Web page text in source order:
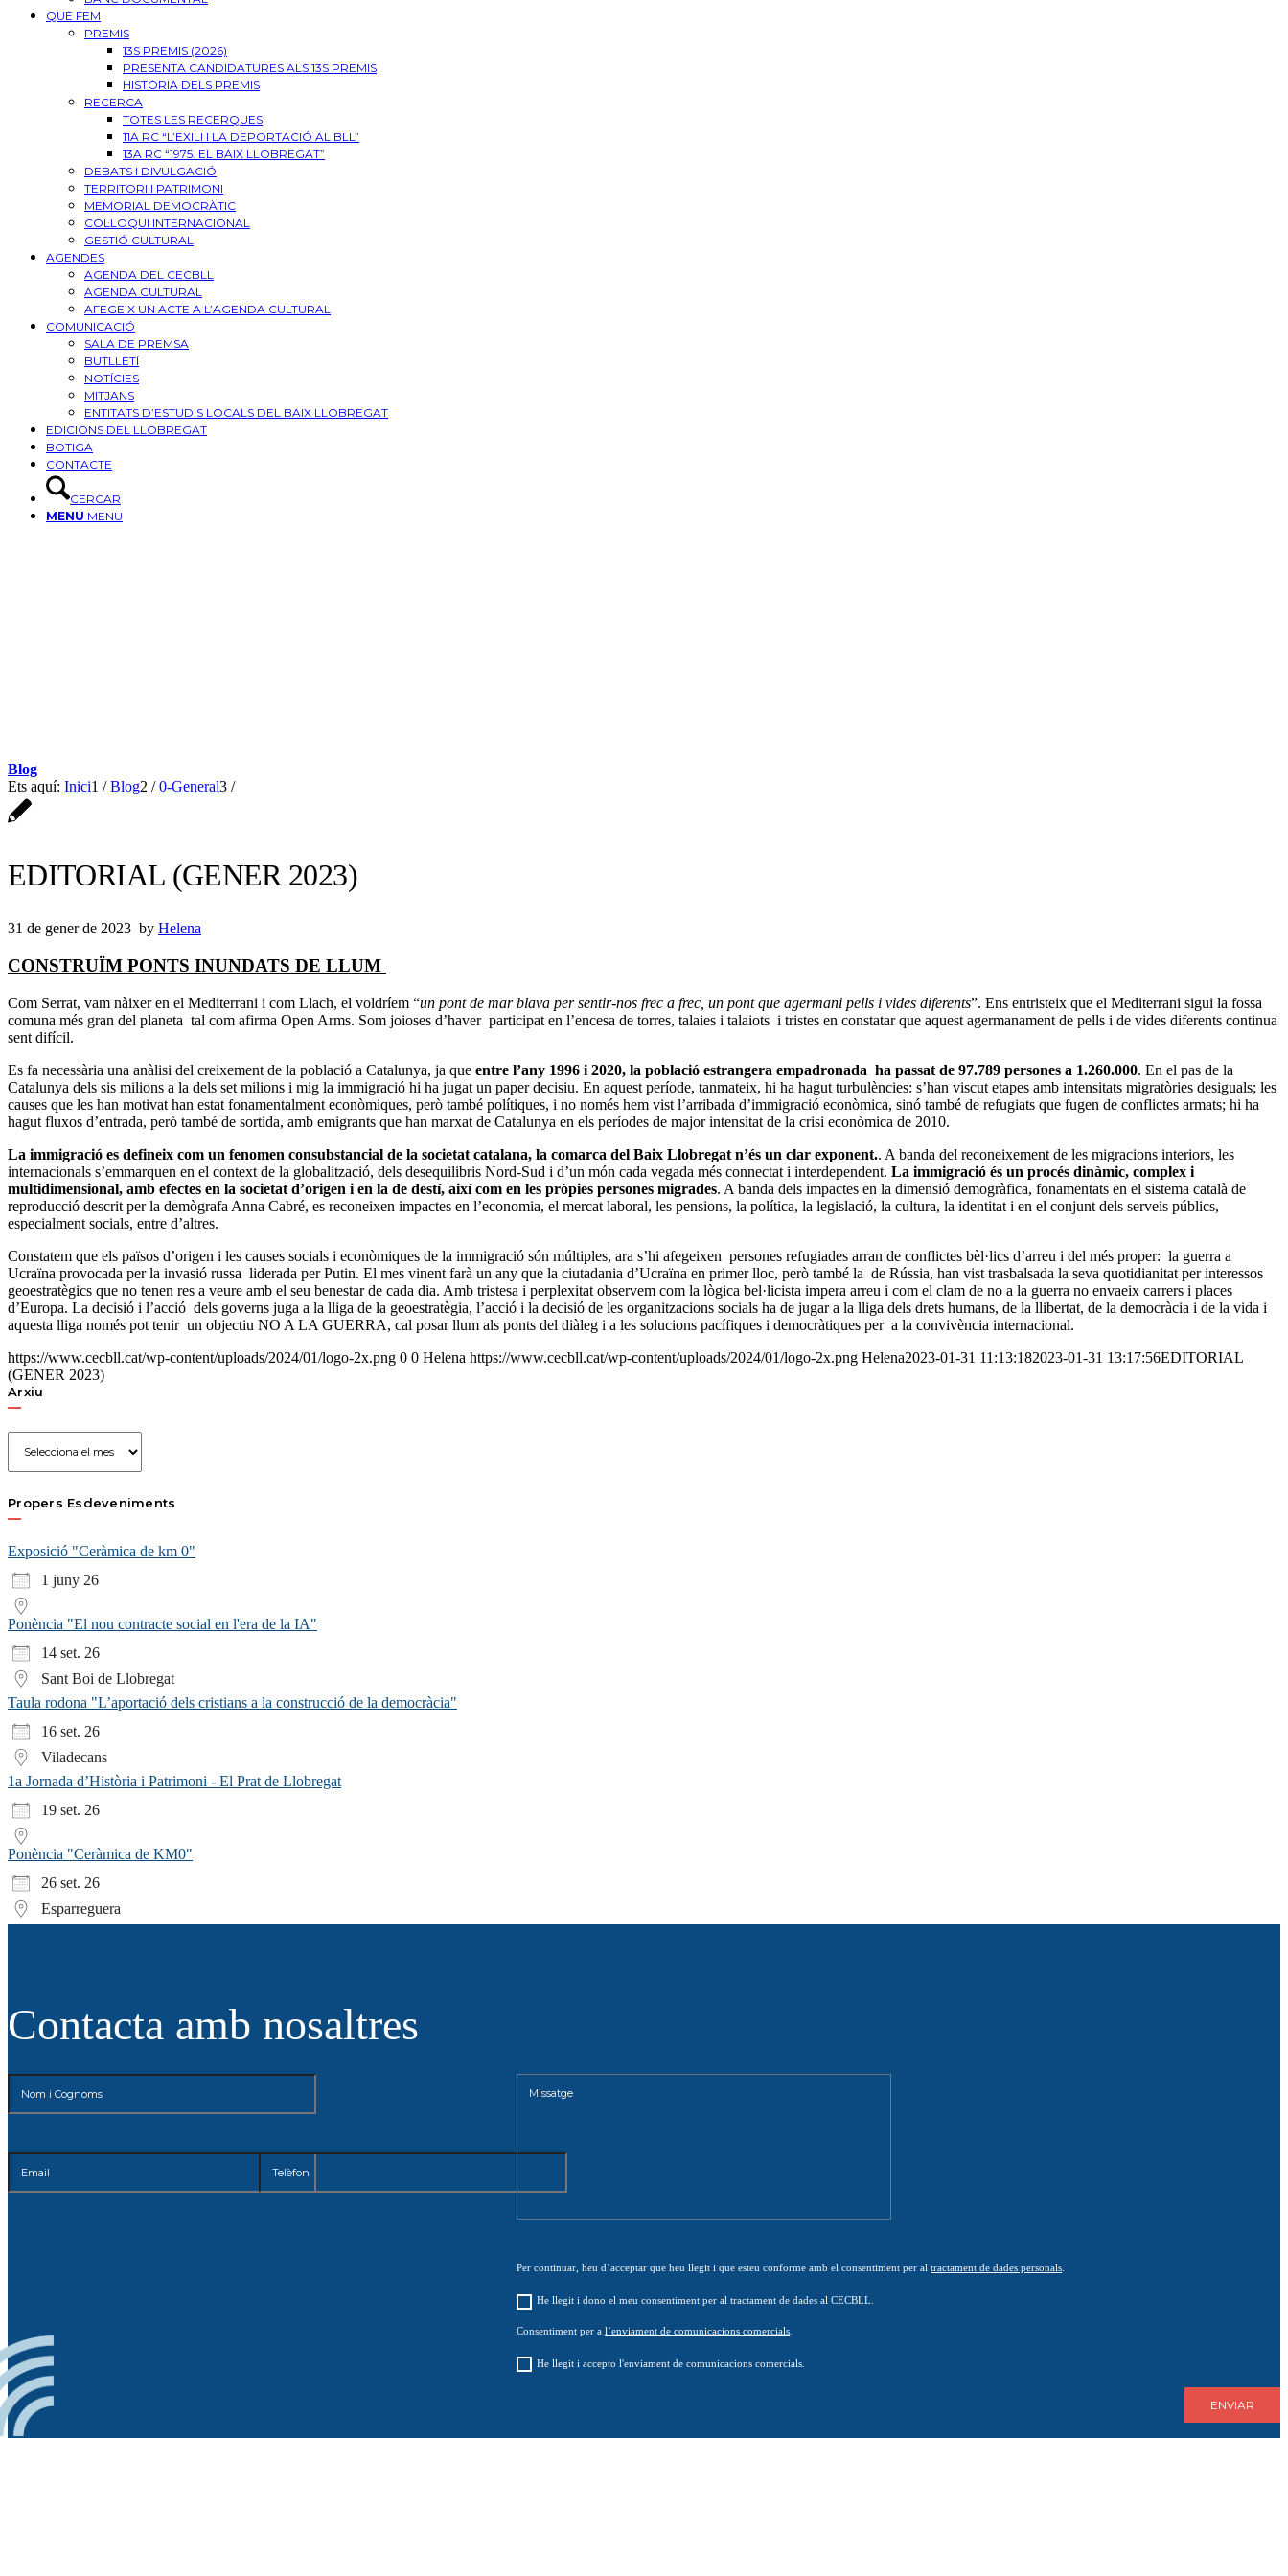
QUÈ FEM
PREMIS
13S PREMIS (2026)
PRESENTA CANDIDATURES ALS 13S PREMIS
HISTÒRIA DELS PREMIS
RECERCA
TOTES LES RECERQUES
11A RC “L’EXILI I LA DEPORTACIÓ AL BLL”
13A RC “1975. EL BAIX LLOBREGAT”
DEBATS I DIVULGACIÓ
TERRITORI I PATRIMONI
MEMORIAL DEMOCRÀTIC
COL·LOQUI INTERNACIONAL
GESTIÓ CULTURAL
AGENDES
AGENDA DEL CECBLL
AGENDA CULTURAL
AFEGEIX UN ACTE A L’AGENDA CULTURAL
COMUNICACIÓ
SALA DE PREMSA
BUTLLETÍ
NOTÍCIES
MITJANS
ENTITATS D’ESTUDIS LOCALS DEL BAIX LLOBREGAT
EDICIONS DEL LLOBREGAT
BOTIGA
CONTACTE
CERCAR
MENU MENU
Blog
Ets aquí: Inici1 / Blog2 / 0-General3 /
EDITORIAL (GENER 2023)
31 de gener de 2023 by Helena
CONSTRUÏM PONTS INUNDATS DE LLUM
Com Serrat, vam nàixer en el Mediterrani i com Llach, el voldríem “un pont de mar blava per sentir-nos frec a frec, un pont que agermani pells i vides diferents”. Ens entristeix que el Mediterrani sigui la fossa
comuna més gran del planeta tal com afirma Open Arms. Som joioses d’haver participat en l’encesa de torres, talaies i talaiots i tristes en constatar que aquest agermanament de pells i de vides diferents continua
sent difícil.
Es fa necessària una anàlisi del creixement de la població a Catalunya, ja que entre l’any 1996 i 2020, la població estrangera empadronada ha passat de 97.789 persones a 1.260.000. En el pas de la
Catalunya dels sis milions a la dels set milions i mig la immigració hi ha jugat un paper decisiu. En aquest període, tanmateix, hi ha hagut turbulències: s’han viscut etapes amb intensitats migratòries desiguals; les
causes que les han motivat han estat fonamentalment econòmiques, però també polítiques, i no només hem vist l’arribada d’immigració econòmica, sinó també de refugiats que fugen de conflictes armats; hi ha
hagut fluxos d’entrada, però també de sortida, amb emigrants que han marxat de Catalunya en els períodes de major intensitat de la crisi econòmica de 2010.
La immigració es defineix com un fenomen consubstancial de la societat catalana, la comarca del Baix Llobregat n’és un clar exponent.. A banda del reconeixement de les migracions interiors, les
internacionals s’emmarquen en el context de la globalització, dels desequilibris Nord-Sud i d’un món cada vegada més connectat i interdependent. La immigració és un procés dinàmic, complex i
multidimensional, amb efectes en la societat d’origen i en la de destí, així com en les pròpies persones migrades. A banda dels impactes en la dimensió demogràfica, fonamentats en el sistema català de
reproducció descrit per la demògrafa Anna Cabré, es reconeixen impactes en l’economia, el mercat laboral, les pensions, la política, la legislació, la cultura, la identitat i en el conjunt dels serveis públics,
especialment socials, entre d’altres.
Constatem que els països d’origen i les causes socials i econòmiques de la immigració són múltiples, ara s’hi afegeixen persones refugiades arran de conflictes bèl·lics d’arreu i del més proper: la guerra a
Ucraïna provocada per la invasió russa liderada per Putin. El mes vinent farà un any que la ciutadania d’Ucraïna en primer lloc, però també la de Rússia, han vist trasbalsada la seva quotidianitat per interessos
geoestratègics que no tenen res a veure amb el seu benestar de cada dia. Amb tristesa i perplexitat observem com la lògica bel·licista impera arreu i com el clam de no a la guerra no envaeix carrers i places
d’Europa. La decisió i l’acció dels governs juga a la lliga de la geoestratègia, l’acció i la decisió de les organitzacions socials ha de jugar a la lliga dels drets humans, de la llibertat, de la democràcia i de la vida i
aquesta lliga només pot tenir un objectiu NO A LA GUERRA, cal posar llum als ponts del diàleg i a les solucions pacífiques i democràtiques per a la convivència internacional.
https://www.cecbll.cat/wp-content/uploads/2024/01/logo-2x.png 0 0 Helena https://www.cecbll.cat/wp-content/uploads/2024/01/logo-2x.png Helena2023-01-31 11:13:182023-01-31 13:17:56EDITORIAL
(GENER 2023)
Arxiu
Propers Esdeveniments
Exposició "Ceràmica de km 0"
1 juny 26
Ponència "El nou contracte social en l'era de la IA"
14 set. 26
Sant Boi de Llobregat
Taula rodona "L’aportació dels cristians a la construcció de la democràcia"
16 set. 26
Viladecans
1a Jornada d’Història i Patrimoni - El Prat de Llobregat
19 set. 26
Ponència "Ceràmica de KM0"
26 set. 26
Esparreguera
Contacta amb nosaltres
Per continuar, heu d’acceptar que heu llegit i que esteu conforme amb el consentiment per altractament de dades personals
He llegit i dono el meu consentiment per al tractament de dades al CECBLL.
Consentiment per al’enviament de comunicacions comercials
He llegit i accepto l'enviament de comunicacions comercials.